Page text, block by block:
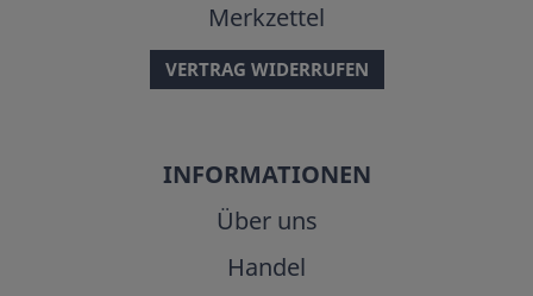
Merkzettel
VERTRAG WIDERRUFEN
INFORMATIONEN
Über uns
Handel